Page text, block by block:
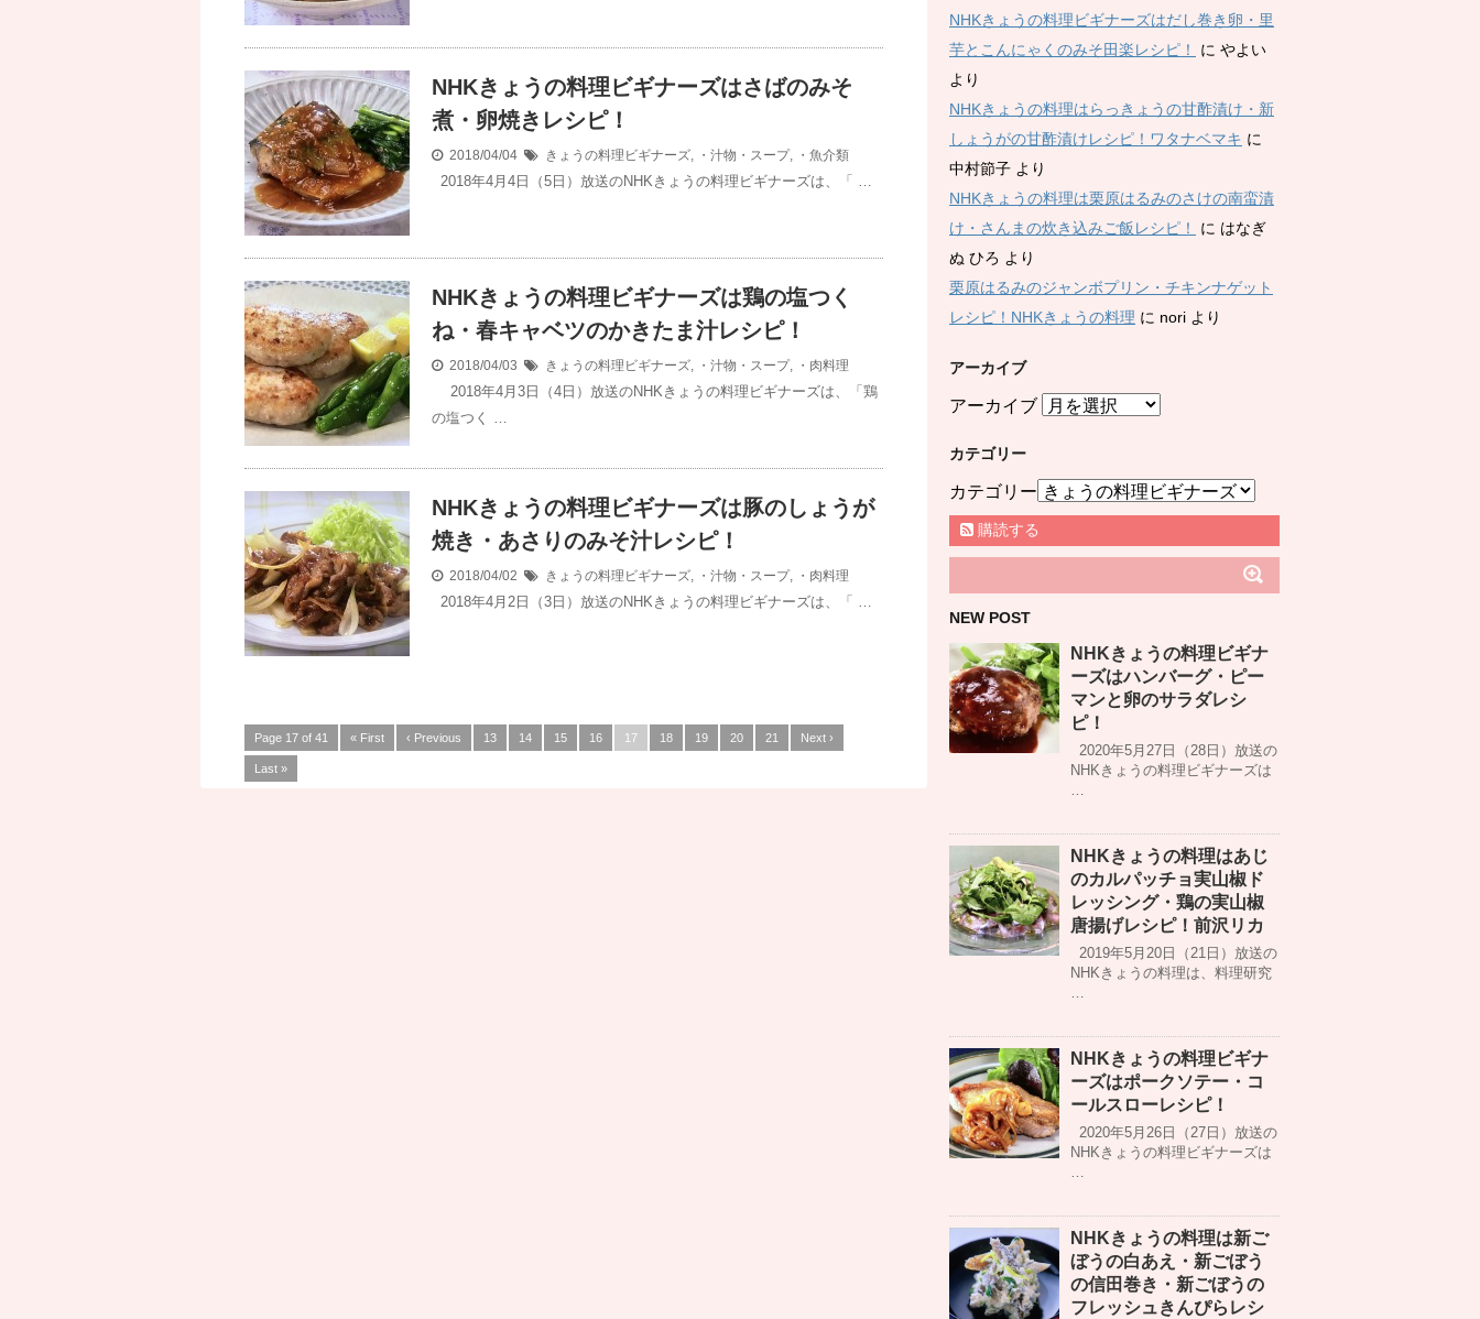
NHKきょうの料理ビギナーズはさばのみそ
煮・卵焼きレシピ！
2018/04/04 きょうの料理ビギナーズ, ・汁物・スープ, ・魚介類
2018年4月4日（5日）放送のNHKきょうの料理ビギナーズは、「 …
NHKきょうの料理ビギナーズは鶏の塩つく
ね・春キャベツのかきたま汁レシピ！
2018/04/03 きょうの料理ビギナーズ, ・汁物・スープ, ・肉料理
2018年4月3日（4日）放送のNHKきょうの料理ビギナーズは、「鶏
の塩つく …
NHKきょうの料理ビギナーズは豚のしょうが
焼き・あさりのみそ汁レシピ！
2018/04/02 きょうの料理ビギナーズ, ・汁物・スープ, ・肉料理
2018年4月2日（3日）放送のNHKきょうの料理ビギナーズは、「 …
Page 17 of 41 « First ‹ Previous 13 14 15 16 17 18 19 20 21 Next ›
Last »
NHKきょうの料理ビギナーズはだし巻き卵・里
芋とこんにゃくのみそ田楽レシピ！
に やよい
より
NHKきょうの料理はらっきょうの甘酢漬け・新
しょうがの甘酢漬けレシピ！ワタナベマキ に
中村節子 より
NHKきょうの料理は栗原はるみのさけの南蛮漬
け・さんまの炊き込みご飯レシピ！
に はなぎ
ぬ ひろ より
栗原はるみのジャンボプリン・チキンナゲット
レシピ！NHKきょうの料理 に nori より
アーカイブ
アーカイブ
カテゴリー
カテゴリー
購読する
NEW POST
NHKきょうの料理ビギナ
ーズはハンバーグ・ピー
マンと卵のサラダレシ
ピ！
2020年5月27日（28日）放送の
NHKきょうの料理ビギナーズは
…
NHKきょうの料理はあじ
のカルパッチョ実山椒ド
レッシング・鶏の実山椒
唐揚げレシピ！前沢リカ
2019年5月20日（21日）放送の
NHKきょうの料理は、料理研究
…
NHKきょうの料理ビギナ
ーズはポークソテー・コ
ールスローレシピ！
2020年5月26日（27日）放送の
NHKきょうの料理ビギナーズは
…
NHKきょうの料理は新ご
ぼうの白あえ・新ごぼう
の信田巻き・新ごぼうの
フレッシュきんぴらレシ